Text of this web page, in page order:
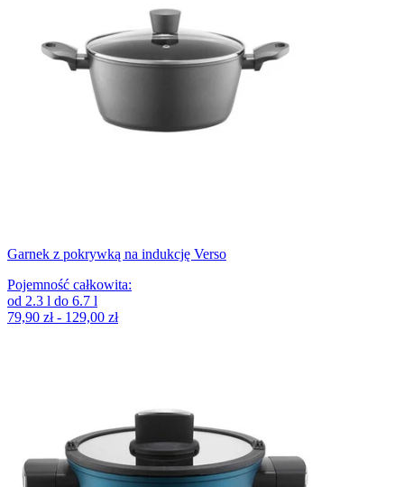
Garnek z pokrywką na indukcję Verso
Pojemność całkowita:
od 2.3 l do 6.7 l
79,90 zł - 129,00 zł